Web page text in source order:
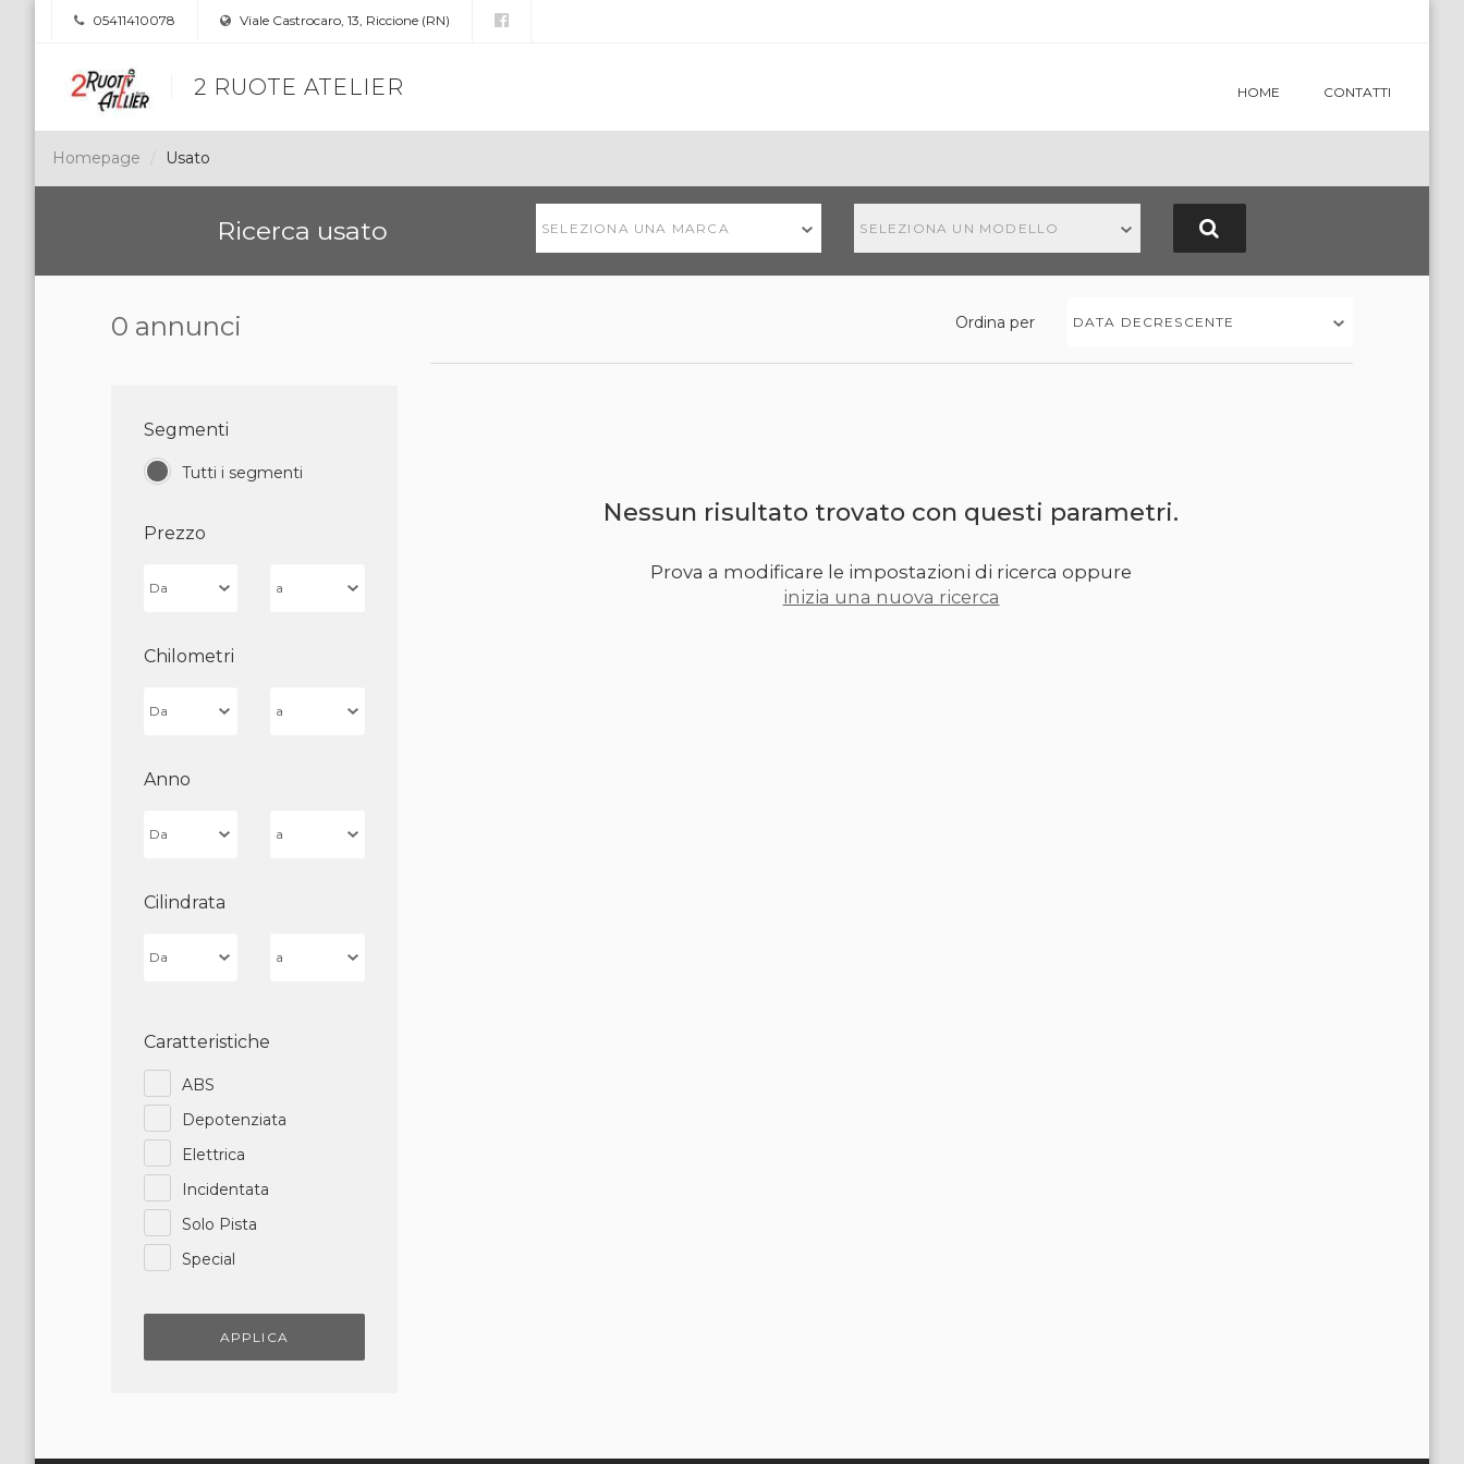
05411410078 Viale Castrocaro, 13, Riccione (RN)
2 RUOTE ATELIER HOME CONTATTI
Homepage Usato
Ricerca usato SELEZIONA UNA MARCA SELEZIONA UN MODELLO
0 annunci Ordina per DATA DECRESCENTE
Segmenti
Tutti i segmenti
Prezzo
Chilometri
Anno
Cilindrata
Caratteristiche
ABS
Depotenziata
Elettrica
Incidentata
Solo Pista
Special
APPLICA
Nessun risultato trovato con questi parametri.
Prova a modificare le impostazioni di ricerca oppure
inizia una nuova ricerca